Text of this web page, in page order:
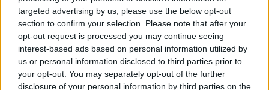
targeted advertising by us, please use the below opt-out
section to confirm your selection. Please note that after your
opt-out request is processed you may continue seeing
interest-based ads based on personal information utilized by
us or personal information disclosed to third parties prior to
your opt-out. You may separately opt-out of the further
disclosure of your personal information by third parties on the
Επόμενη
Ελεύθερος Τύπος